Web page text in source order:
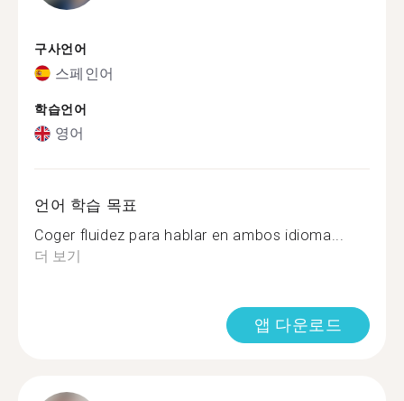
구사언어
스페인어
학습언어
영어
언어 학습 목표
Coger fluidez para hablar en ambos idioma...
더 보기
앱 다운로드